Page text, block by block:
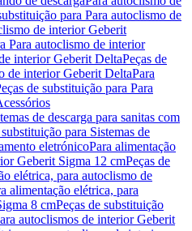
para Para autoclismo de
de interior Geberit
Para autoclismo de interior
interior Geberit DeltaPeças de
de interior Geberit DeltaPara
de substituição para Para
de descarga para sanitas com
para Sistemas de
eletrónicoPara alimentação
Geberit Sigma 12 cmPeças de
elétrica, para autoclismo de
alimentação elétrica, para
8 cmPeças de substituição
autoclismos de interior Geberit